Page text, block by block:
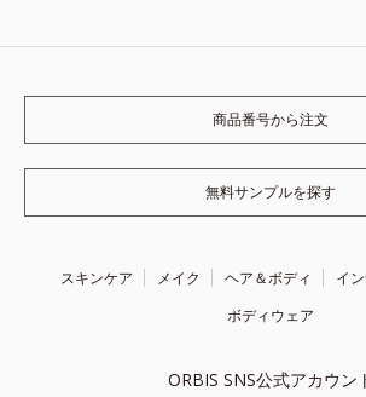
商品番号から注文
無料サンプルを探す
スキンケア メイク ヘア＆ボディ
イ
ボディウェア
ORBIS SNS公式アカウン